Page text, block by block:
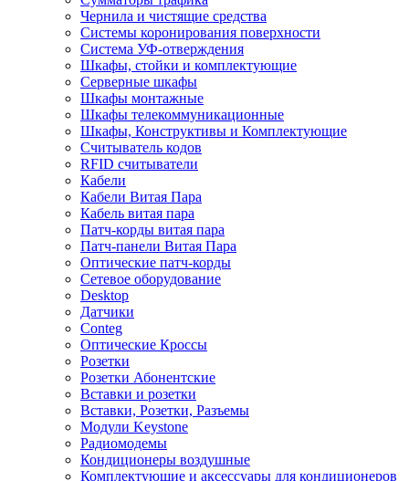
Чернила и чистящие средства
Системы коронирования поверхности
Cистема УФ-отверждения
Шкафы, стойки и комплектующие
Серверные шкафы
Шкафы монтажные
Шкафы телекоммуникационные
Шкафы, Конструктивы и Комплектующие
Считыватель кодов
RFID считыватели
Кабели
Кабели Витая Пара
Кабель витая пара
Патч-корды витая пара
Патч-панели Витая Пара
Оптические патч-корды
Сетевое оборудование
Desktop
Датчики
Conteg
Оптические Кроссы
Розетки
Розетки Абонентские
Вставки и розетки
Вставки, Розетки, Разъемы
Модули Keystone
Радиомодемы
Кондиционеры воздушные
Комплектующие и аксессуары для кондиционеров